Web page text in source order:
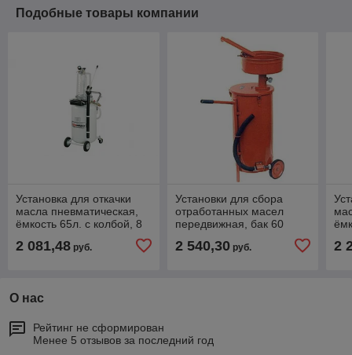
Подобные товары компании
Установка для откачки
масла пневматическая,
ёмкость 65л. с колбой, 8
щупов LUBEWORKS AOE
2065
2 081,48 руб.
Установки для сбора
отработанных масел
передвижная, бак 60
2 540,30руб. 2
О нас
Рейтинг не сформирован
Менее 5 отзывов за последний год